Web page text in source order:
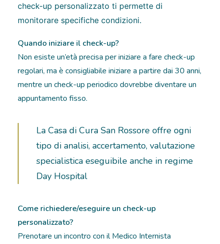
check-up personalizzato ti permette di
monitorare specifiche condizioni.
Quando iniziare il check-up?
Non esiste un’età precisa per iniziare a fare check-up
regolari, ma è consigliabile iniziare a partire dai 30 anni,
mentre un check-up periodico dovrebbe diventare un
appuntamento fisso.
La Casa di Cura San Rossore offre ogni
tipo di analisi, accertamento, valutazione
specialistica eseguibile anche in regime
Day Hospital
Come richiedere/eseguire un check-up
personalizzato?
Prenotare un incontro con il Medico Internista